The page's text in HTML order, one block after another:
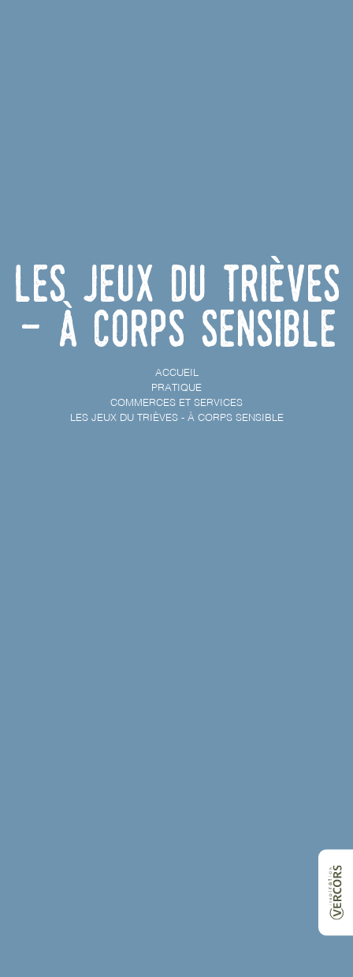
Les Jeux du Trièves
- à corps sensible
ACCUEIL
PRATIQUE
COMMERCES ET SERVICES
LES JEUX DU TRIÈVES - À CORPS SENSIBLE